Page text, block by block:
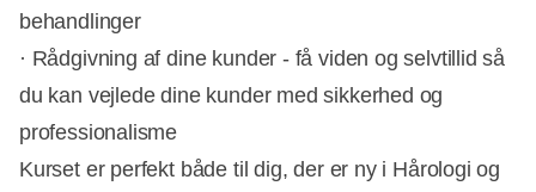
behandlinger
· Rådgivning af dine kunder - få viden og selvtillid så
du kan vejlede dine kunder med sikkerhed og
professionalisme
Kurset er perfekt både til dig, der er ny i Hårologi og